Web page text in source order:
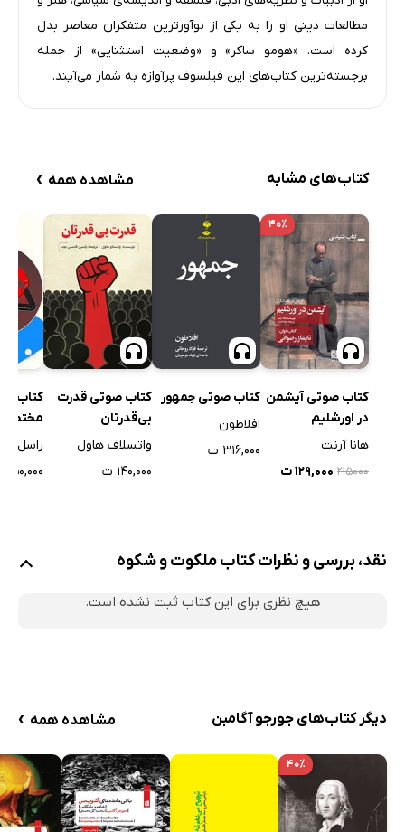
مطالعات دینی او را به یکی از نوآورترین متفکران معاصر بدل
کرده است. «هومو ساکر» و «وضعیت استثنایی» از جمله
برجسته‌ترین کتاب‌های این فیلسوف پرآوازه به شمار می‌آیند.
کتاب‌های مشابه مشاهده همه ›
۴۰٪
کتاب صوتی آیشمن
در اورشلیم
هانا آرنت
۲۱۵۰۰۰ ۱۲۹,۰۰۰ ت
کتاب صوتی جمهور
افلاطون
۳۱۶,۰۰۰ ت
کتاب صوتی قدرت
بی‌قدرتان
واتسلاف هاول
۱۴۰,۰۰۰ ت
کتاب
مختصر
کاری
راسل
۵۰,۰۰۰ ت
نقد، بررسی و نظرات کتاب ملکوت و شکوه
هیچ نظری برای این کتاب ثبت نشده است.
دیگر کتاب‌های جورجو آگامبن مشاهده همه ›
۴۰٪